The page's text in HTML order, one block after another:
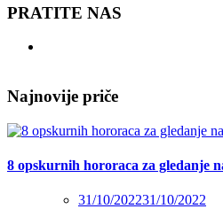
PRATITE NAS
Najnovije priče
8 opskurnih hororaca za gledanje
31/10/202231/10/2022